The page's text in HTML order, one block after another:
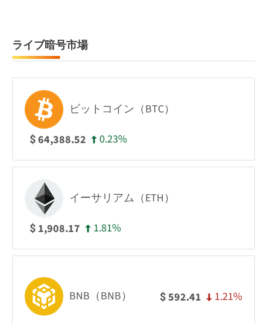
ライブ暗号市場
ビットコイン（BTC）
$64,388.52 0.23%
イーサリアム（ETH）
$ 1,908.17 1.81%
BNB（BNB） $592.41 1.21%